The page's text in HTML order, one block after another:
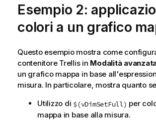
Esempio 2:
colori a un grafico
Questo esempio mostra come
contenitore Trellis in Modalità
un grafico mappa in base
misura. In particolare, mostra quanto
Utilizzo di $(vDimSetFull) per
mappa in base alla misura.